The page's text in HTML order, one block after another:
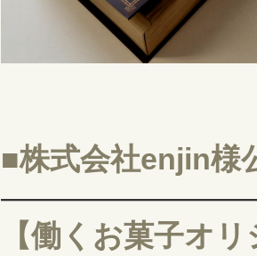
■株式会社enjin様
【働くお菓子オ